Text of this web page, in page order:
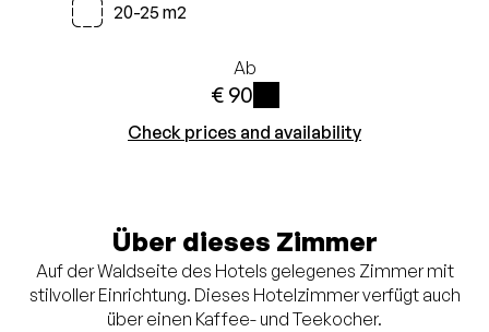
20-25 m2
Ab
€ 90
i
Check prices and availability
Über dieses Zimmer
Auf der Waldseite des Hotels gelegenes Zimmer mit
stilvoller Einrichtung. Dieses Hotelzimmer verfügt auch
über einen Kaffee- und Teekocher.